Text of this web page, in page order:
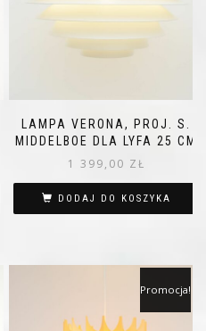
LAMPA VERONA, PROJ. S.
MIDDELBOE DLA LYFA 25 CM
1 399,00 ZŁ
DODAJ DO KOSZYKA
Promocja!